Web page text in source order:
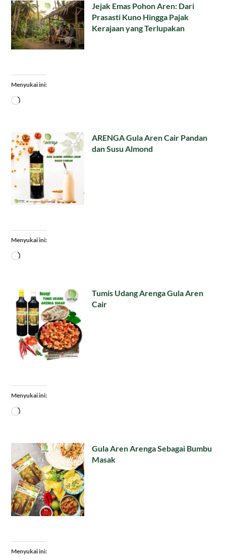
Jejak Emas Pohon Aren: Dari
Prasasti Kuno Hingga Pajak
Kerajaan yang Terlupakan
Menyukai ini:
Memuat...
ARENGA Gula Aren Cair Pandan
dan Susu Almond
Menyukai ini:
Memuat...
Tumis Udang Arenga Gula Aren
Cair
Menyukai ini:
Memuat...
Gula Aren Arenga Sebagai Bumbu
Masak
Menyukai ini: